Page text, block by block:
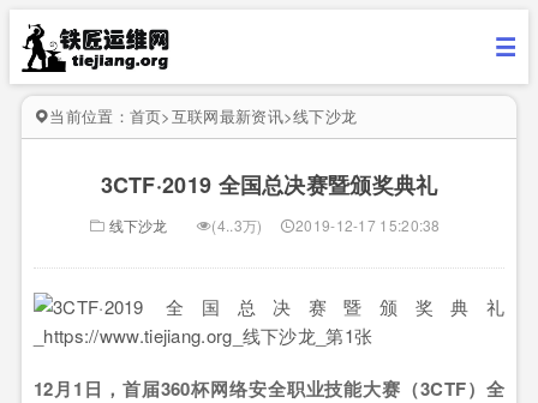
当前位置： 首页>互联网最新资讯>线下沙龙
3CTF·2019 全国总决赛暨颁奖典礼
线下沙龙 (4..3万) 2019-12-17 15:20:38
12月1日，首届360杯网络安全职业技能大赛（3CTF）全